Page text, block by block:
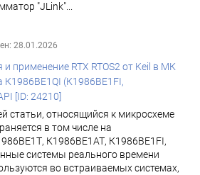
"JLink"...
28.01.2026
применение RTX RTOS2 от Keil в МК
К1986ВЕ1QI (К1986ВЕ1FI,
[ID: 24210]
статьи, относящийся к микросхеме
в том числе на
К1986ВЕ1АТ, К1986ВЕ1FI,
системы реального времени
во встраиваемых системах,